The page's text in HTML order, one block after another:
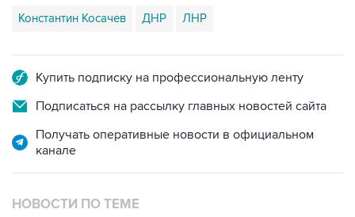
Константин Косачев ДНР ЛНР
Купить подписку на профессиональную ленту
Подписаться на рассылку главных новостей сайта
Получать оперативные новости в официальном
канале
НОВОСТИ ПО ТЕМЕ